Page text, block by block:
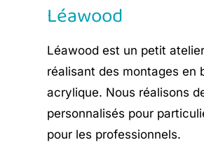
Léawood
Léawood est un petit
réalisant des montages en
acrylique. Nous réalisons
personnalisés pour
pour les professionnels.